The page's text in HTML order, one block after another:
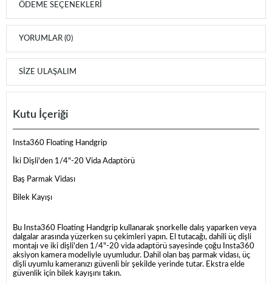
ÖDEME SEÇENEKLERI
YORUMLAR (0)
SIZE ULAŞALIM
Bu Insta360 Floating Handgrip kullanarak şnorkelle dalış yaparken veya
dalgalar arasında yüzerken su çekimleri yapın. El tutacağı, dahili üç dişli
montajı ve iki dişli'den 1/4"-20 vida adaptörü sayesinde çoğu Insta360
aksiyon kamera modeliyle uyumludur. Dahil olan baş parmak vidası, üç
dişli uyumlu kameranızı güvenli bir şekilde yerinde tutar. Ekstra elde
güvenlik için bilek kayışını takın.
Kutu İçeriği
Insta360 Floating Handgrip
İki Dişli'den 1/4"-20 Vida Adaptörü
Baş Parmak Vidası
Bilek Kayışı